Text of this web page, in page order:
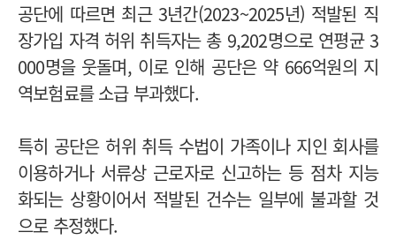
공단에 따르면 최근 3년간(2023~2025년) 적발된 직
장가입 자격 허위 취득자는 총 9,202명으로 연평균 3
000명을 웃돌며, 이로 인해 공단은 약 666억원의 지
역보험료를 소급 부과했다.
특히 공단은 허위 취득 수법이 가족이나 지인 회사를
이용하거나 서류상 근로자로 신고하는 등 점차 지능
화되는 상황이어서 적발된 건수는 일부에 불과할 것
으로 추정했다.